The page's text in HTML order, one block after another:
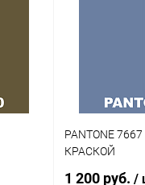
PANTONE
КРАСКОЙ
1 200 руб. /